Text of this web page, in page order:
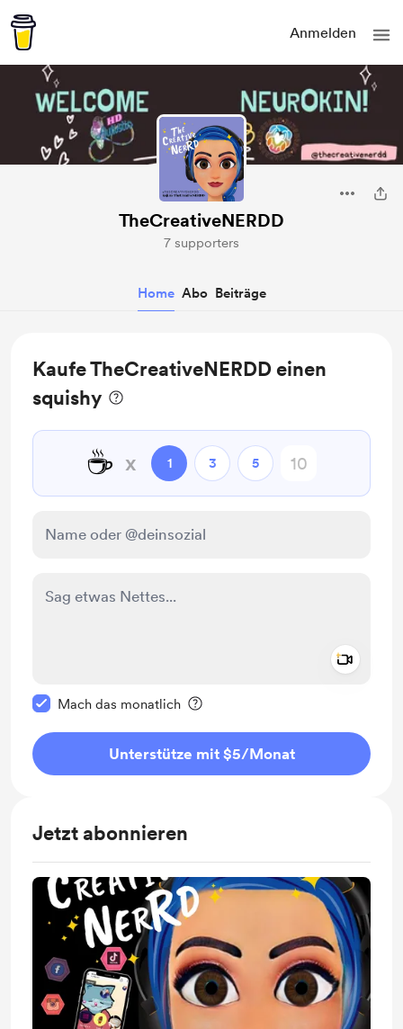
Anmelden
TheCreativeNERDD
7 supporters
Home Abo Beiträge
Kaufe TheCreativeNERDD einen
squishy
☕ x 1 3 5
Mach das monatlich
Unterstütze mit $5/Monat
Jetzt abonnieren